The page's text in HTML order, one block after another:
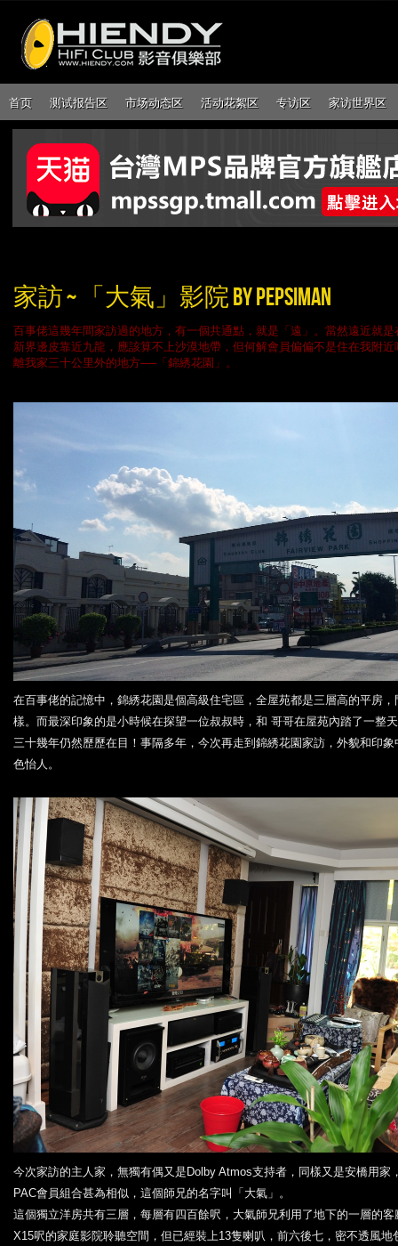
首页 测试报告区 市场动态区 活动花絮区 专访区 家访世界区
家訪 ~ 「大氣」影院 BY PEPSIMAN
百事佬這幾年間家訪過的地方，有一個共通點，就是「遠」。當然遠近就
新界邊皮靠近九龍，應該算不上沙漠地帶，但何解會員偏偏不是住在我附
離我家三十公里外的地方──「錦綉花園」。
在百事佬的記憶中，錦綉花園是個高級住宅區，全屋苑都是三層高的平房
樣。而最深印象的是小時候在探望一位叔叔時，和 哥哥在屋苑內踏了一整
三十幾年仍然歷歷在目！事隔多年，今次再走到錦綉花園家訪，外貌和印
色怡人。
今次家訪的主人家，無獨有偶又是Dolby Atmos支持者，同樣又是安橋用家
PAC會員組合甚為相似，這個師兄的名字叫「大氣」。
這個獨立洋房共有三層，每層有四百餘呎，大氣師兄利用了地下的一層的
X15呎的家庭影院聆聽空間，但已經裝上13隻喇叭，前六後七，密不透風